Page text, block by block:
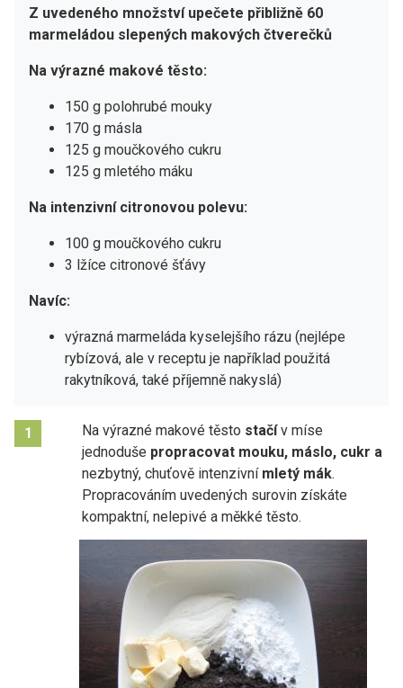
Z uvedeného množství upečete přibližně 60
marmeládou slepených makových čtverečků
Na výrazné makové těsto:
150 g polohrubé mouky
170 g másla
125 g moučkového cukru
125 g mletého máku
Na intenzivní citronovou polevu:
100 g moučkového cukru
3 lžíce citronové šťávy
Navíc:
výrazná marmeláda kyselejšího rázu (nejlépe
rybízová, ale v receptu je například použitá
rakytníková, také příjemně nakyslá)
1 Na výrazné makové těsto stačív míse
jednoduše propracovat mouku, máslo, cukr a
nezbytný, chuťově intenzivní mletý mák.
Propracováním uvedených surovin získáte
kompaktní, nelepivé a měkké těsto.